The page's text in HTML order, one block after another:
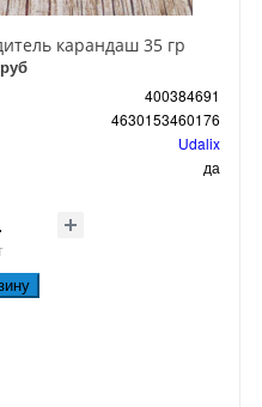
карандаш 35 гр
400384691
4630153460176
Udalix
да